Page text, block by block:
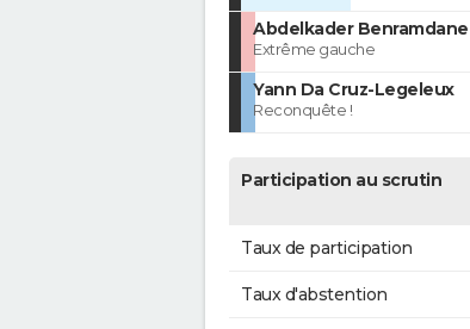
Abdelkader Benramdane
Extrême gauche
Yann Da Cruz-Legeleux
Reconquête !
Participation au scrutin
Taux de participation
Taux d'abstention